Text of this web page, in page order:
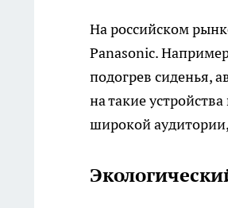
На российском
Panasonic.
подогрев сиденья,
на такие
широкой